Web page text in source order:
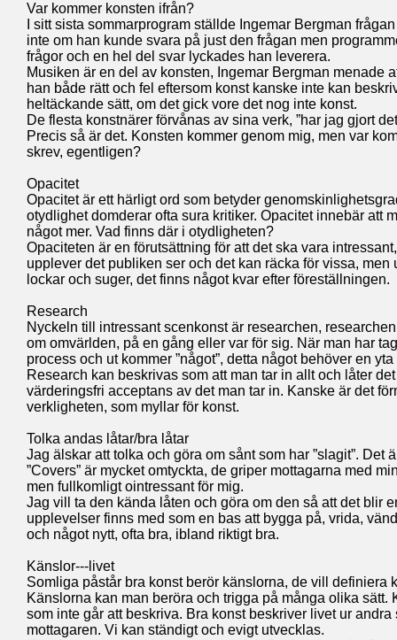
Var kommer konsten ifrån?
I sitt sista sommarprogram ställde Ingemar Bergman
inte om han kunde svara på just den frågan men
frågor och en hel del svar lyckades han leverera.
Musiken är en del av konsten, Ingemar Bergman menade
han både rätt och fel eftersom konst kanske inte kan
heltäckande sätt, om det gick vore det nog inte konst.
De flesta konstnärer förvånas av sina verk, ”har jag gjort
Precis så är det. Konsten kommer genom mig, men var
skrev, egentligen?
Opacitet
Opacitet är ett härligt ord som betyder
otydlighet domderar ofta sura kritiker. Opacitet innebär att
något mer. Vad finns där i otydligheten?
Opaciteten är en förutsättning för att det ska vara
upplever det publiken ser och det kan räcka för vissa,
lockar och suger, det finns något kvar efter föreställningen.
Research
Nyckeln till intressant scenkonst är researchen,
om omvärlden, på en gång eller var för sig. När man har
process och ut kommer ”något”, detta något behöver en
Research kan beskrivas som att man tar in allt och låter
värderingsfri acceptans av det man tar in. Kanske är det
verkligheten, som myllar för konst.
Tolka andas låtar/bra låtar
Jag älskar att tolka och göra om sånt som har ”slagit”. Det
”Covers” är mycket omtyckta, de griper mottagarna med
men fullkomligt ointressant för mig.
Jag vill ta den kända låten och göra om den så att det blir
upplevelser finns med som en bas att bygga på, vrida,
och något nytt, ofta bra, ibland riktigt bra.
Känslor---livet
Somliga påstår bra konst berör känslorna, de vill definiera
Känslorna kan man beröra och trigga på många olika sätt.
som inte går att beskriva. Bra konst beskriver livet ur
mottagaren. Vi kan ständigt och evigt utvecklas.